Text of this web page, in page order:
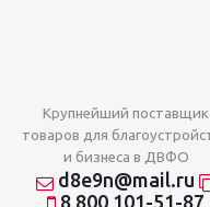
Крупнейший поставщик
товаров для
и бизнеса в ДВФО
d8e9n@mail.ru
8 800 101-51-87